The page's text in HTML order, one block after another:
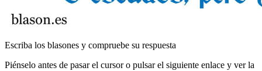
Escriba los blasones y compruebe su respuesta
Piénselo antes de pasar el cursor o pulsar el siguiente enlace y ver la